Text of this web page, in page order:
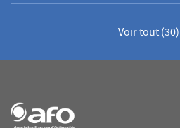
Voir tout (30)
de